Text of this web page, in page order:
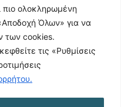
πιο ολοκληρωμένη
Όλων» για να
των cookies.
τις «Ρυθμίσεις
ΜΑΣ